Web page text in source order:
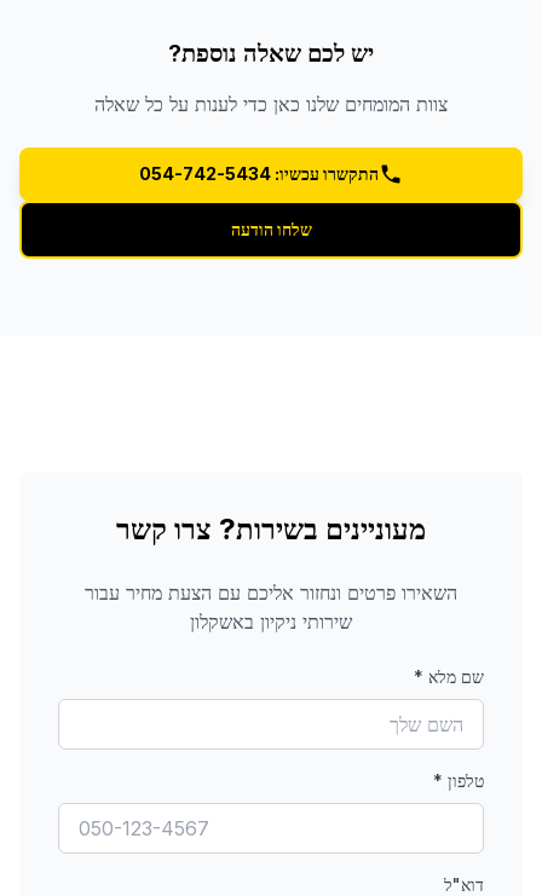
יש לכם שאלה נוספת?
צוות המומחים שלנו כאן כדי לענות על כל שאלה
התקשרו עכשיו: 054-742-5434
שלחו הודעה
מעוניינים בשירות? צרו קשר
השאירו פרטים ונחזור אליכם עם הצעת מחיר עבור
שירותי ניקיון באשקלון
שם מלא *
טלפון *
דוא"ל